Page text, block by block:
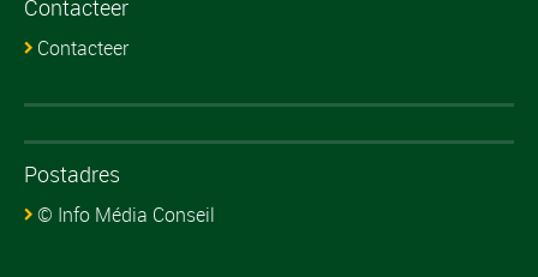
Contacteer
Contacteer
Postadres
© Info Média Conseil